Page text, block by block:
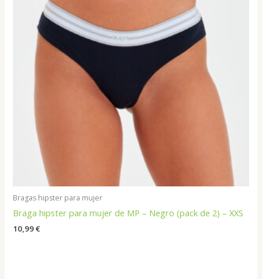
Bragas hipster para mujer
Braga hipster para mujer de MP – Negro (pack de 2) – XXS
10,99€